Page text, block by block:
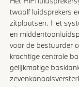
twaalf luidsprekers
zitplaatsen. Het
en
voor de bestuurder
krachtige centrale
gelijkmatige